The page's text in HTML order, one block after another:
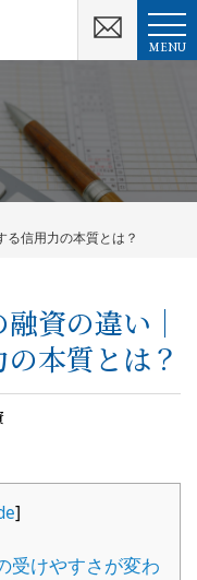
MENU
信用力の本質とは？
資の違い｜
本質とは？
]
受けやすさが変わ